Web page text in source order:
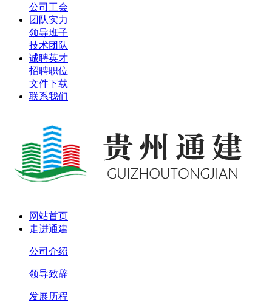
公司工会
团队实力
领导班子
技术团队
诚聘英才
招聘职位
文件下载
联系我们
网站首页
走进通建
公司介绍
领导致辞
发展历程